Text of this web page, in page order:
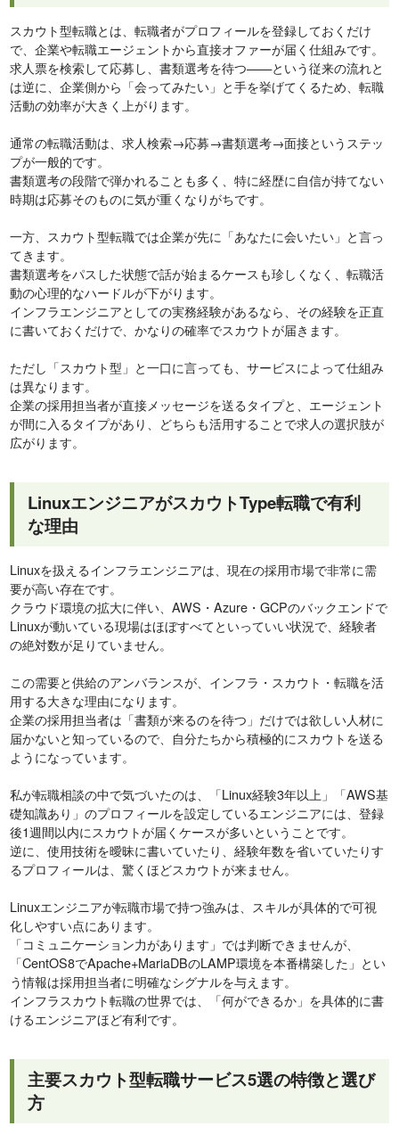
スカウト型転職とは、転職者がプロフィールを登録しておくだけ
で、企業や転職エージェントから直接オファーが届く仕組みです。
求人票を検索して応募し、書類選考を待つ——という従来の流れと
は逆に、企業側から「会ってみたい」と手を挙げてくるため、転職
活動の効率が大きく上がります。
通常の転職活動は、求人検索→応募→書類選考→面接というステッ
プが一般的です。
書類選考の段階で弾かれることも多く、特に経歴に自信が持てない
時期は応募そのものに気が重くなりがちです。
一方、スカウト型転職では企業が先に「あなたに会いたい」と言っ
てきます。
書類選考をパスした状態で話が始まるケースも珍しくなく、転職活
動の心理的なハードルが下がります。
インフラエンジニアとしての実務経験があるなら、その経験を正直
に書いておくだけで、かなりの確率でスカウトが届きます。
ただし「スカウト型」と一口に言っても、サービスによって仕組み
は異なります。
企業の採用担当者が直接メッセージを送るタイプと、エージェント
が間に入るタイプがあり、どちらも活用することで求人の選択肢が
広がります。
LinuxエンジニアがスカウトType転職で有利
な理由
Linuxを扱えるインフラエンジニアは、現在の採用市場で非常に需
要が高い存在です。
クラウド環境の拡大に伴い、AWS・Azure・GCPのバックエンドで
Linuxが動いている現場はほぼすべてといっていい状況で、経験者
の絶対数が足りていません。
この需要と供給のアンバランスが、インフラ・スカウト・転職を活
用する大きな理由になります。
企業の採用担当者は「書類が来るのを待つ」だけでは欲しい人材に
届かないと知っているので、自分たちから積極的にスカウトを送る
ようになっています。
私が転職相談の中で気づいたのは、「Linux経験3年以上」「AWS基
礎知識あり」のプロフィールを設定しているエンジニアには、登録
後1週間以内にスカウトが届くケースが多いということです。
逆に、使用技術を曖昧に書いていたり、経験年数を省いていたりす
るプロフィールは、驚くほどスカウトが来ません。
Linuxエンジニアが転職市場で持つ強みは、スキルが具体的で可視
化しやすい点にあります。
「コミュニケーション力があります」では判断できませんが、
「CentOS8でApache+MariaDBのLAMP環境を本番構築した」とい
う情報は採用担当者に明確なシグナルを与えます。
インフラスカウト転職の世界では、「何ができるか」を具体的に書
けるエンジニアほど有利です。
主要スカウト型転職サービス5選の特徴と選び
方